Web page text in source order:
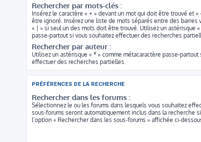
Rechercher par mots-clés :
Insérez le caractère « + » devant un mot qui doit être trouvé et
être ignoré. Insérez une liste de mots séparés entre des barres
« | » si seul un des mots doit être trouvé. Utilisez un astérisque
passe-partout si vous souhaitez effectuer des recherches
Rechercher par auteur :
Utilisez un astérisque « * » comme métacaractère passe-partout
effectuer des recherches partielles.
PRÉFÉRENCES DE LA RECHERCHE
Rechercher dans les forums :
Sélectionnez le ou les forums dans lesquels vous souhaitez
sous-forums seront automatiquement inclus dans la recherche
l’option « Rechercher dans les sous-forums » affichée ci-